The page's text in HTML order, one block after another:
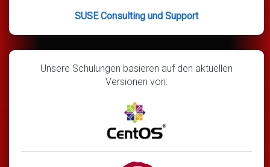
SUSE Consulting und Support
Unsere Schulungen basieren auf den aktuellen
Versionen von: